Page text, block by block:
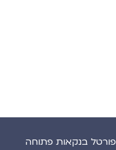
פורטל בנקאות פתוחה